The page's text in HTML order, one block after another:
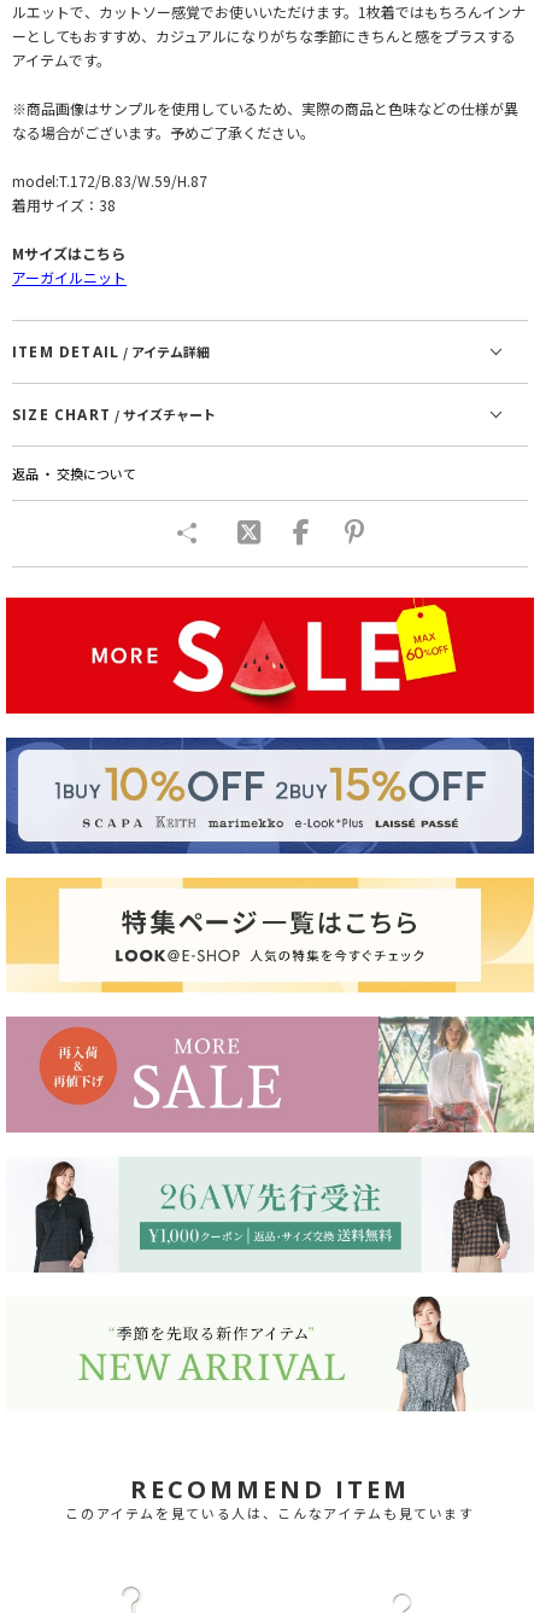
ルエットで、カットソー感覚でお使いいただけます。1枚着ではもちろんインナ
ーとしてもおすすめ、カジュアルになりがちな季節にきちんと感をプラスする
アイテムです。
※商品画像はサンプルを使用しているため、実際の商品と色味などの仕様が異
なる場合がございます。予めご了承ください。
model:T.172/B.83/W.59/H.87
着用サイズ：38
Mサイズはこちら
アーガイルニット
ITEM DETAIL / アイテム詳細
SIZE CHART / サイズチャート
返品 ・ 交換について
RECOMMEND ITEM
このアイテムを見ている人は、こんなアイテムも見ています